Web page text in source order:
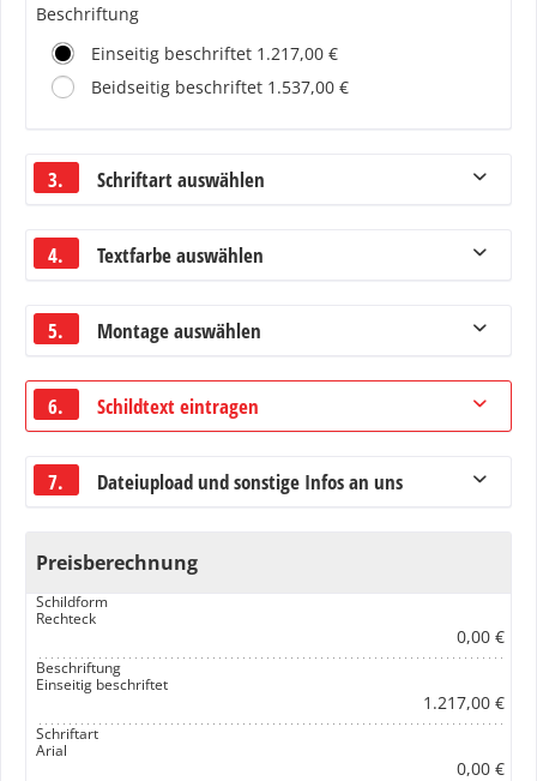
Beschriftung
Einseitig beschriftet 1.217,00 €
Beidseitig beschriftet 1.537,00 €
3. Schriftart auswählen
4. Textfarbe auswählen
5. Montage auswählen
6. Schildtext eintragen
7. Dateiupload und sonstige Infos an uns
Preisberechnung
Schildform
Rechteck
0,00 €
Beschriftung
Einseitig beschriftet
1.217,00 €
Schriftart
Arial
0,00 €